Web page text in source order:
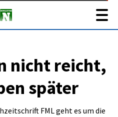
nicht reicht,
später
FML geht es um die